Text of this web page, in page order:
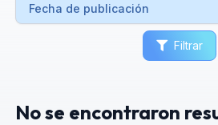
Filtrar
No se encontraron